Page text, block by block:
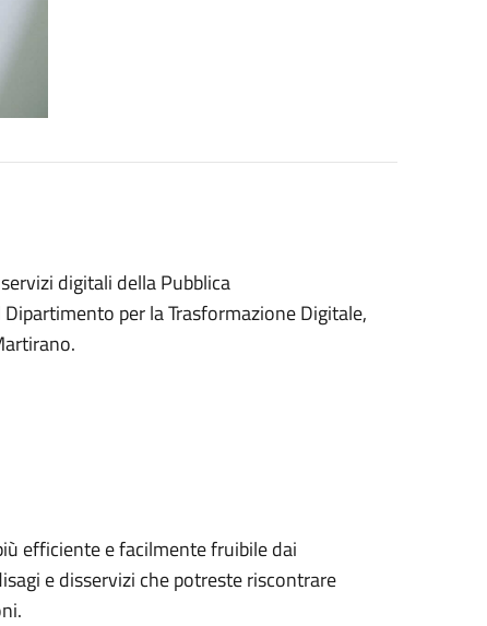
digitali della Pubblica
per la Trasformazione Digitale,
efficiente e facilmente fruibile dai
e disservizi che potreste riscontrare